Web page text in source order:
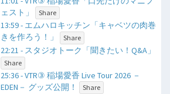
ェスト」
Share
13:59 - エムハロキッチン「キャベツの肉巻
きを作ろう！」
Share
22:21 - スタジオトーク「聞きたい！Q&A」
Share
25:36 - VTR③ 稲場愛香 Live Tour 2026 －
EDEN－ グッズ公開！
Share